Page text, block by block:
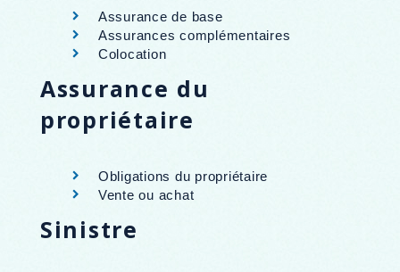
Assurance de base
Assurances complémentaires
Colocation
Assurance du
propriétaire
Obligations du propriétaire
Vente ou achat
Sinistre